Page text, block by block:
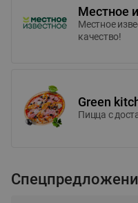
Местное
Местное
качество!
Green
Пицца c